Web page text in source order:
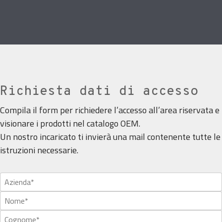
Richiesta dati di accesso
Compila il form per richiedere l’accesso all’area riservata e
visionare i prodotti nel catalogo OEM.
Un nostro incaricato ti invierà una mail contenente tutte le
istruzioni necessarie.